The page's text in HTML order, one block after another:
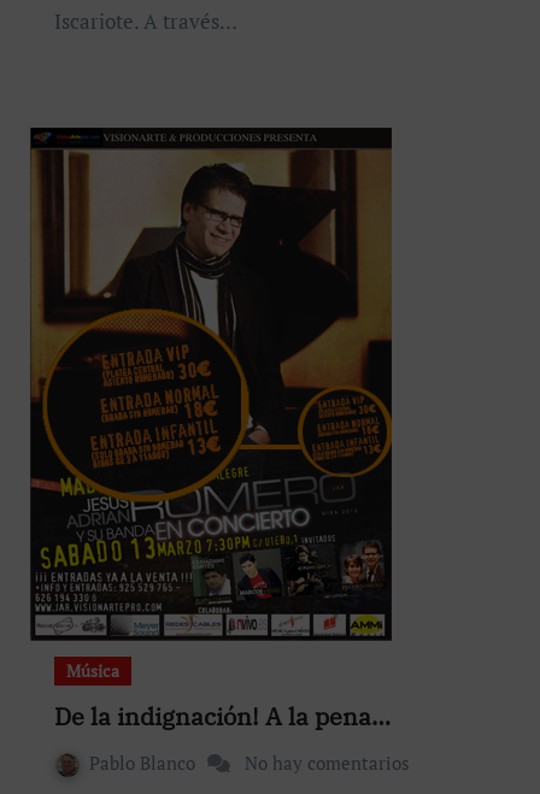
Iscariote. A través…
Música
De la indignación! A la pena…
Pablo Blanco No hay comentarios